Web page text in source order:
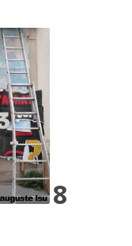
8
suis revenu avec
une